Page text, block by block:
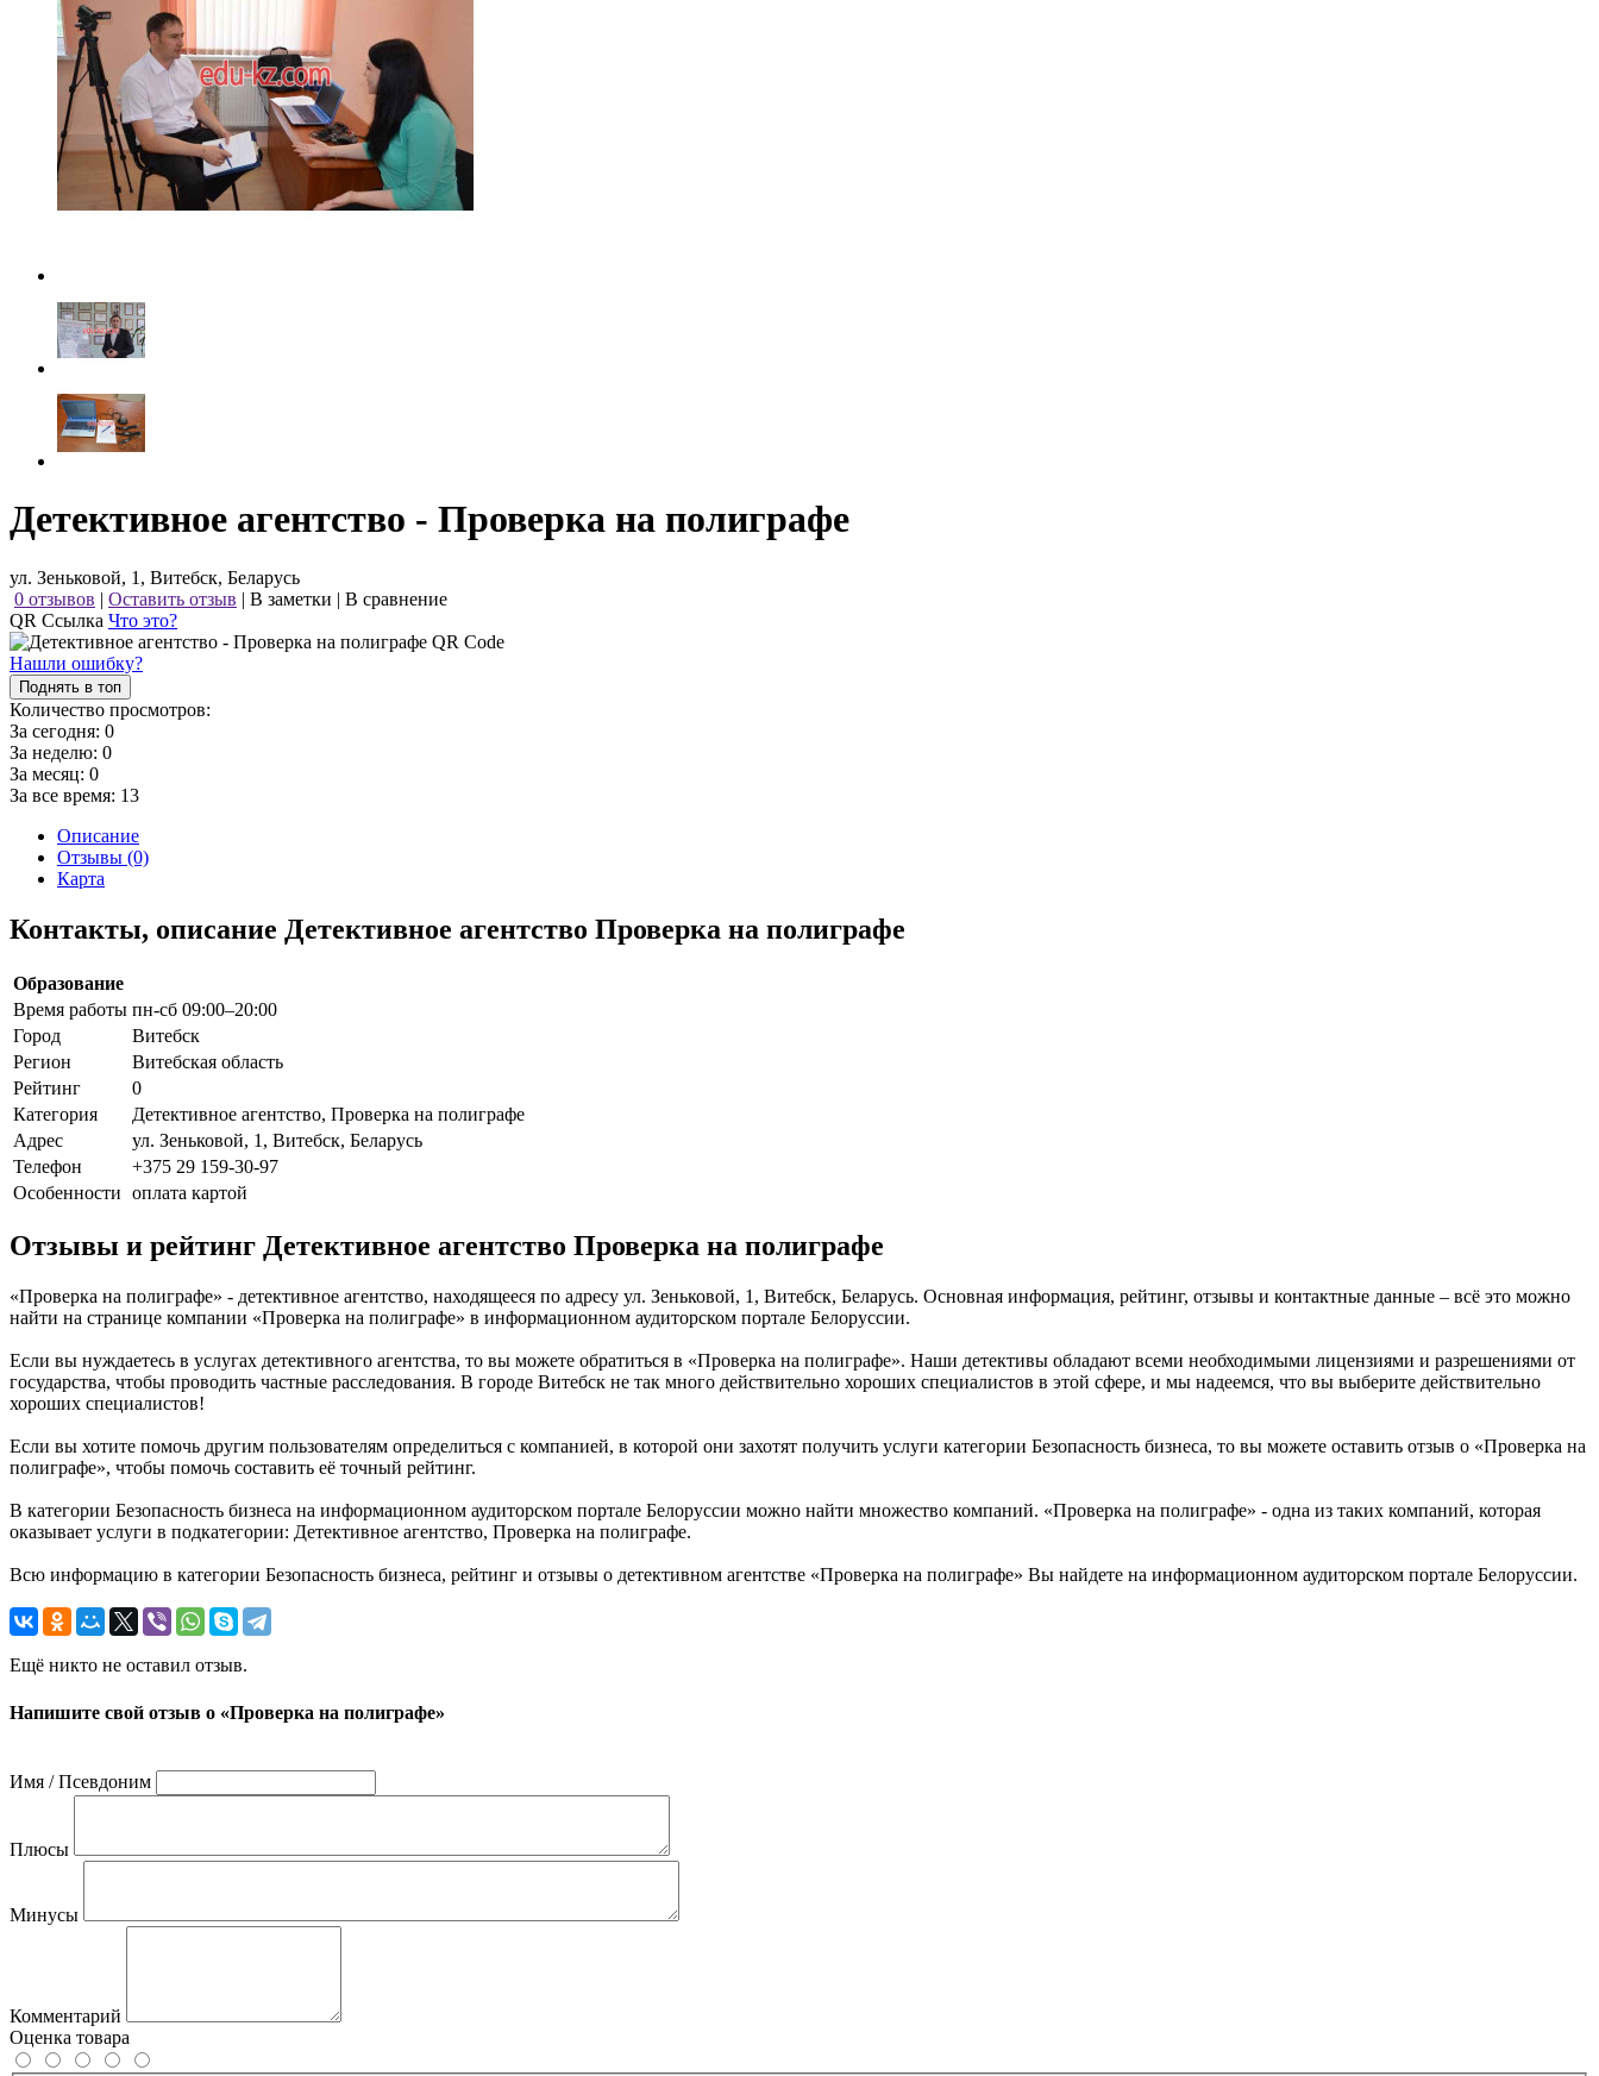
Детективное агентство - Проверка на полиграфе
ул. Зеньковой, 1, Витебск, Беларусь
0 отзывов | Оставить отзыв | В заметки | В сравнение
QR Ссылка Что это?
Нашли ошибку?
Поднять в топ
Количество просмотров:
За сегодня: 0
За неделю: 0
За месяц: 0
За все время: 13
Описание
Отзывы (0)
Карта
Контакты, описание Детективное агентство Проверка на полиграфе
Образование
Время работы пн-сб 09:00–20:00
Город
Витебск
Регион
Витебская область
Рейтинг
0
Категория
Детективное агентство, Проверка на полиграфе
Адрес
ул. Зеньковой, 1, Витебск, Беларусь
Телефон
+375 29 159-30-97
Особенности оплата картой
Отзывы и рейтинг Детективное агентство Проверка на полиграфе
«Проверка на полиграфе» - детективное агентство, находящееся по адресу ул. Зеньковой, 1, Витебск, Беларусь. Основная информация, рейтинг, отзывы и контактные данные – всё это можно
найти на странице компании «Проверка на полиграфе» в информационном аудиторском портале Белоруссии.
Если вы нуждаетесь в услугах детективного агентства, то вы можете обратиться в «Проверка на полиграфе». Наши детективы обладают всеми необходимыми лицензиями и разрешениями от
государства, чтобы проводить частные расследования. В городе Витебск не так много действительно хороших специалистов в этой сфере, и мы надеемся, что вы выберите действительно
хороших специалистов!
Если вы хотите помочь другим пользователям определиться с компанией, в которой они захотят получить услуги категории Безопасность бизнеса, то вы можете оставить отзыв о «Проверка на
полиграфе», чтобы помочь составить её точный рейтинг.
В категории Безопасность бизнеса на информационном аудиторском портале Белоруссии можно найти множество компаний. «Проверка на полиграфе» - одна из таких компаний, которая
оказывает услуги в подкатегории: Детективное агентство, Проверка на полиграфе.
Всю информацию в категории Безопасность бизнеса, рейтинг и отзывы о детективном агентстве «Проверка на полиграфе» Вы найдете на информационном аудиторском портале Белоруссии.
Ещё никто не оставил отзыв.
Напишите свой отзыв о «Проверка на полиграфе»
Имя / Псевдоним
Плюсы
Минусы
Комментарий
Оценка товара